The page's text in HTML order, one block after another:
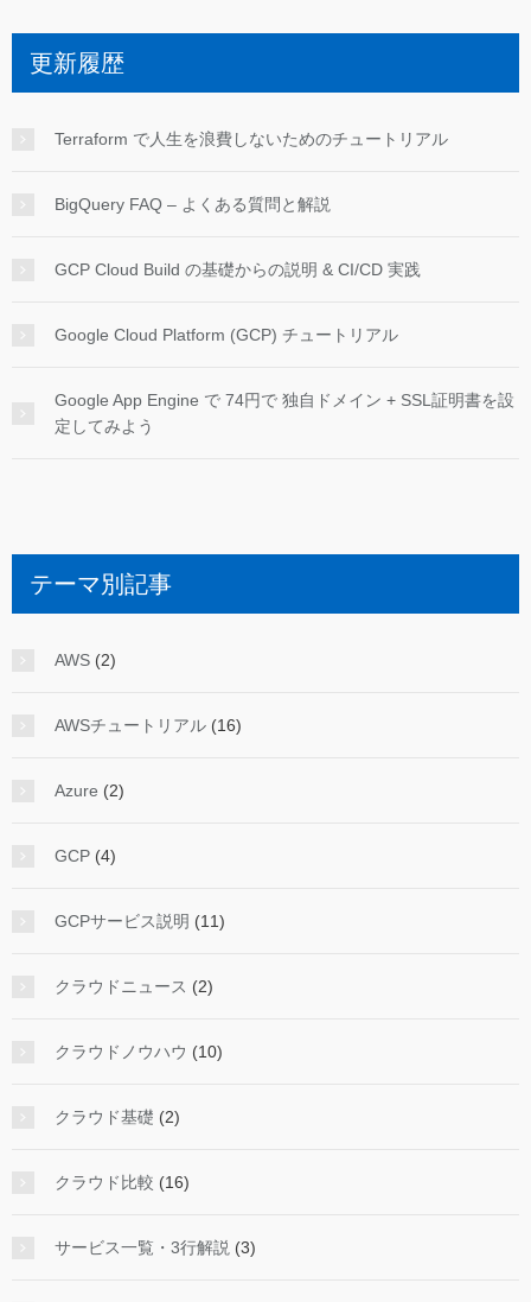
更新履歴
Terraform で人生を浪費しないためのチュートリアル
BigQuery FAQ – よくある質問と解説
GCP Cloud Build の基礎からの説明 & CI/CD 実践
Google Cloud Platform (GCP) チュートリアル
Google App Engine で 74円で 独自ドメイン + SSL証明書を設
定してみよう
テーマ別記事
AWS (2)
AWSチュートリアル (16)
Azure (2)
GCP (4)
GCPサービス説明 (11)
クラウドニュース (2)
クラウドノウハウ (10)
クラウド基礎 (2)
クラウド比較 (16)
サービス一覧・3行解説 (3)